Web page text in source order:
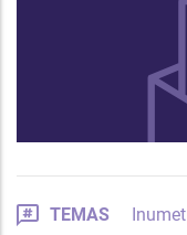
TEMAS Inumet